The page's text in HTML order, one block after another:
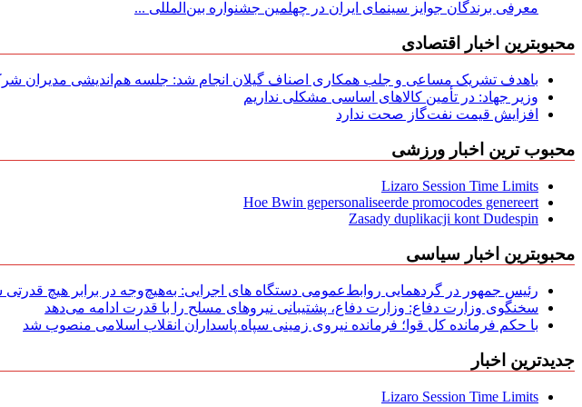
معرفی برندگان جوایز سینمای ایران در چهلمین جشنواره بین‌المللی ...
محبوبترین اخبار اقتصادی
باهدف تشریک مساعی و جلب همکاری اصناف گیلان انجام شد: جلسه هم‌اندیشی مدیران
وزیر جهاد: در تأمین کالاهای اساسی مشکلی نداریم
افزایش قیمت نفت‌گاز صحت ندارد
محبوب ترین اخبار ورزشی
Lizaro Session Time Limits
Hoe Bwin gepersonaliseerde promocodes genereert
Zasady duplikacji kont Dudespin
محبوبترین اخبار سیاسی
رئیس جمهور در گردهمایی روابط‌عمومی دستگاه های اجرایی: به‌هیچ‌وجه در برابر هیچ
سخنگوی وزارت دفاع: وزارت دفاع، پشتیبانی نیرو‌های مسلح را با قدرت ادامه می‌دهد
با حکم فرمانده کل قوا؛ فرمانده نیروی زمینی سپاه پاسداران انقلاب اسلامی منصوب شد
جدیدترین اخبار
Lizaro Session Time Limits